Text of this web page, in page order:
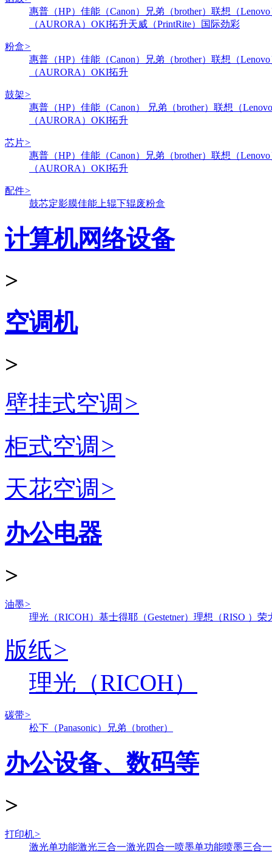
惠普（HP） 佳能（Canon） 兄弟（brother） 联想（
（AURORA） OKI拓升天威（PrintRite） 国际劲彩
粉盒>
惠普（HP） 佳能（Canon） 兄弟（brother） 联想（
（AURORA） OKI拓升
鼓架>
惠普（HP） 佳能（Canon） 兄弟（brother） 联想（
（AURORA） OKI拓升
芯片>
惠普（HP） 佳能（Canon） 兄弟（brother） 联想（
（AURORA） OKI拓升
配件>
鼓芯定影膜佳能 上辊下辊废粉盒
计算机网络设备
>
空调机
>
壁挂式空调 >
柜式空调 >
天花空调 >
办公电器
>
油墨>
理光（RICOH） 基士得耶（Gestetner） 理想（RISO ） 荣
版纸>
理光（RICOH）
碳带>
松下（Panasonic）
兄弟（brother）
办公设备、数码等
>
打印机>
激光单功能激光三合一激光四合一喷墨单功能喷墨三合一